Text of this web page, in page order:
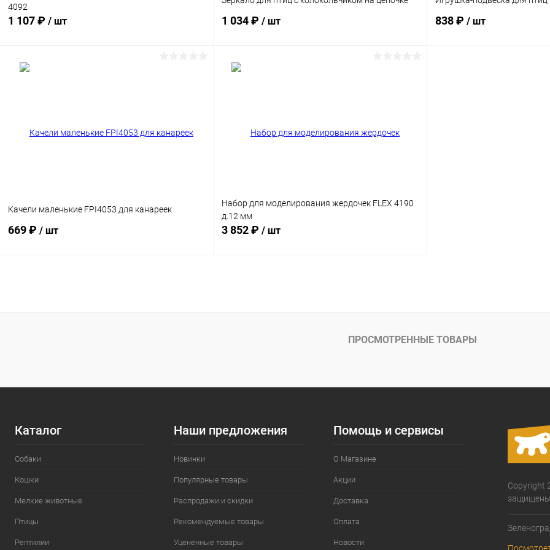
4092
1 107 ₽ / шт 1 034 ₽ / шт 838 ₽ / шт
Качели маленькие FPI4053 для канареек
669 ₽ / шт
Сравнение
Набор для моделирования жердочек FLEX 4190
д.12 мм
3 852 ₽ / шт
Сравнение
ПРОСМОТРЕННЫЕ ТОВАРЫ
Каталог
Собаки
Кошки
Мелкие животные
Птицы
Рептилии
Наши предложения
Новинки
Популярные товары
Распродажи и скидки
Рекомендуемые товары
Уцененные товары
Помощь и сервисы
О Магазине
Акции
Доставка
Оплата
Новости
Copyright